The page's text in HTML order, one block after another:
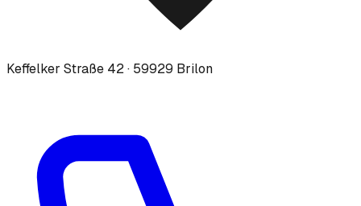
Keffelker Straße 42 · 59929 Brilon